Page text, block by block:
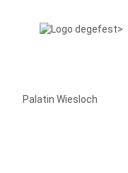
Palatin Wiesloch